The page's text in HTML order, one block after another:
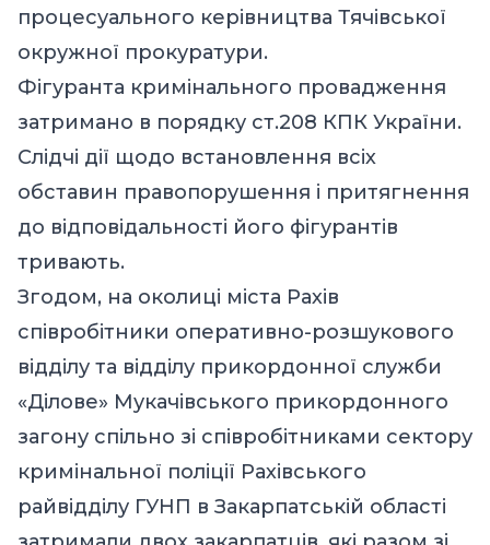
процесуального керівництва Тячівської
окружної прокуратури.
Фігуранта кримінального провадження
затримано в порядку ст.208 КПК України.
Слідчі дії щодо встановлення всіх
обставин правопорушення і притягнення
до відповідальності його фігурантів
тривають.
Згодом, на околиці міста Рахів
співробітники оперативно-розшукового
відділу та відділу прикордонної служби
«Ділове» Мукачівського прикордонного
загону спільно зі співробітниками сектору
кримінальної поліції Рахівського
райвідділу ГУНП в Закарпатській області